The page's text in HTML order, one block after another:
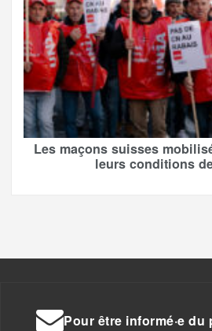
Les maçons suisses
leurs conditions
Pour être informé·e